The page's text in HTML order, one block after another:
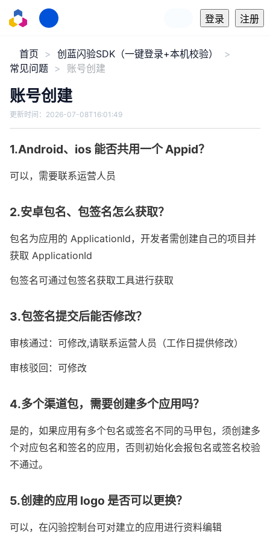
登录 注册
首页
创蓝闪验SDK（一键登录+本机校验）
常见问题
账号创建
账号创建
更新时间： 2026-07-08T16:01:49
1.Android、ios 能否共用一个 Appid？
可以，需要联系运营人员
2.安卓包名、包签名怎么获取？
包名为应用的 ApplicationId，开发者需创建自己的项目并
获取 ApplicationId
包签名可通过包签名获取工具进行获取
3.包签名提交后能否修改？
审核通过：可修改,请联系运营人员（工作日提供修改）
审核驳回：可修改
4.多个渠道包，需要创建多个应用吗？
是的，如果应用有多个包名或签名不同的马甲包，须创建多
个对应包名和签名的应用，否则初始化会报包名或签名校验
不通过。
5.创建的应用 logo 是否可以更换？
可以，在闪验控制台可对建立的应用进行资料编辑